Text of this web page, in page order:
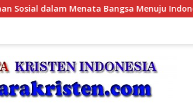
Emas 2045”, Pemerintah